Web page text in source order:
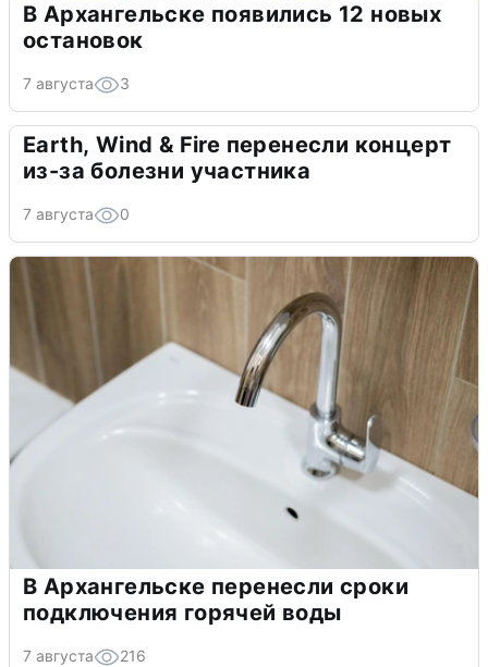
В Архангельске появились 12 новых
остановок
7 августа 3
Earth, Wind & Fire перенесли концерт
из-за болезни участника
7 августа 0
В Архангельске перенесли сроки
подключения горячей воды
7 августа 216